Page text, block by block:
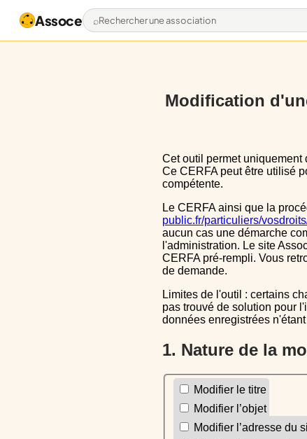
Assoce Rechercher une association
Modification
Cet outil permet uniquement de pré-remplir le CERFA 13972*03 avec les données actuellement disponibles publiquement.
Ce CERFA peut être utilisé
compétente.
Le CERFA ainsi que la
public.fr/particuliers/
aucun cas une démarche
l'administration. Le site
CERFA pré-rempli. Vous
de demande.
Limites de l'outil : certains champs sont un peu décalé dans le CERFA, ils le sont aussi dans le CERFA initial, nous n'avons
pas trouvé de solution pour
données enregistrées
1. Nature de la
Modifier le titre
Modifier l’objet
Modifier l’adresse du